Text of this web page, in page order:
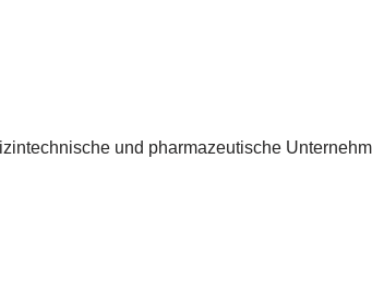
und pharmazeutische